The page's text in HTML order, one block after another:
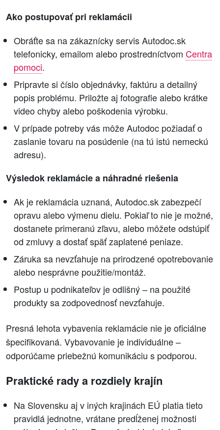
Ako postupovať pri reklamácii
Obráťte sa na zákaznícky servis Autodoc.sk
telefonicky, emailom alebo prostredníctvom Centra
pomoci.
Pripravte si číslo objednávky, faktúru a detailný
popis problému. Priložte aj fotografie alebo krátke
video chyby alebo poškodenia výrobku.
V prípade potreby vás môže Autodoc požiadať o
zaslanie tovaru na posúdenie (na tú istú nemeckú
adresu).
Výsledok reklamácie a náhradné riešenia
Ak je reklamácia uznaná, Autodoc.sk zabezpečí
opravu alebo výmenu dielu. Pokiaľ to nie je možné,
dostanete primeranú zľavu, alebo môžete odstúpiť
od zmluvy a dostať späť zaplatené peniaze.
Záruka sa nevzťahuje na prirodzené opotrebovanie
alebo nesprávne použitie/montáž.
Postup u podnikateľov je odlišný – na použité
produkty sa zodpovednosť nevzťahuje.
Presná lehota vybavenia reklamácie nie je oficiálne
špecifikovaná. Vybavovanie je individuálne –
odporúčame priebežnú komunikáciu s podporou.
Praktické rady a rozdiely krajín
Na Slovensku aj v iných krajinách EÚ platia tieto
pravidlá jednotne, vrátane predĺženej možnosti